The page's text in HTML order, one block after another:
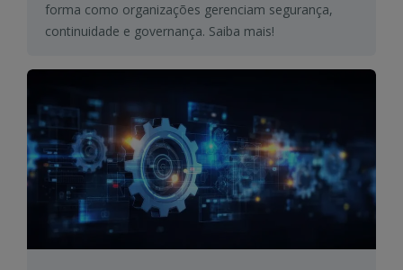
forma como organizações gerenciam segurança,
continuidade e governança. Saiba mais!